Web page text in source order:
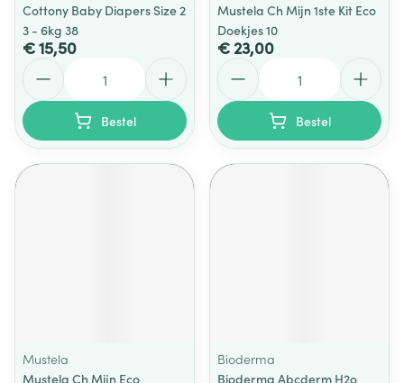
Cottony Baby Diapers Size 2
3 - 6kg 38
€ 15,50
Bestel
Mustela Ch Mijn 1ste Kit Eco
Doekjes 10
€ 23,00
Bestel
Mustela
Mustela Ch Mijn Eco
Bioderma
Bioderma Abcderm H2o